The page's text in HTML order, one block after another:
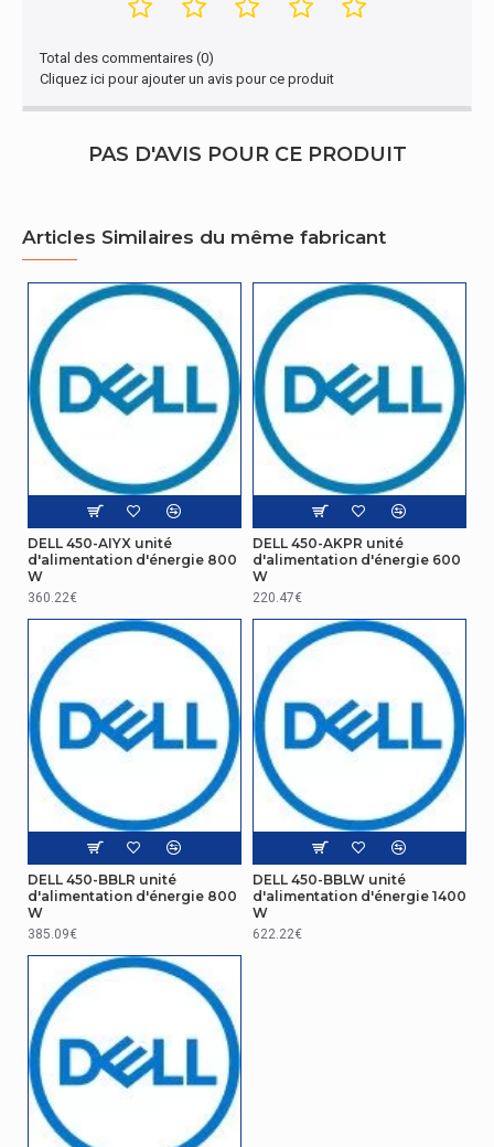
Total des commentaires (0)
Cliquez ici pour ajouter un avis pour ce produit
PAS D'AVIS POUR CE PRODUIT
Articles Similaires du même fabricant
DELL 450-AIYX unité
d'alimentation d'énergie 800
W
360.22€
DELL 450-AKPR unité
d'alimentation d'énergie 600
W
220.47€
DELL 450-BBLR unité
d'alimentation d'énergie 800
W
385.09€
DELL 450-BBLW unité
d'alimentation d'énergie 1400
W
622.22€